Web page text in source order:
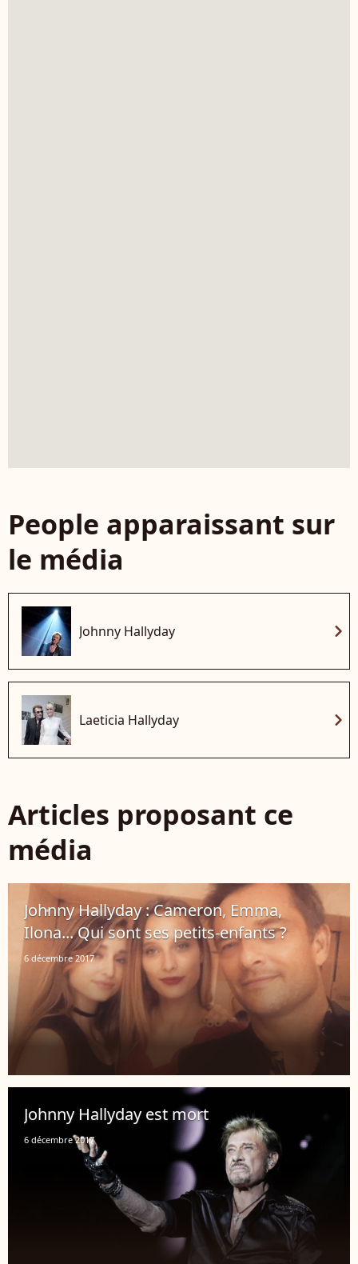
People apparaissant sur
le média
Johnny Hallyday chevron_right
Laeticia Hallyday chevron_right
Articles proposant ce
média
Johnny Hallyday : Cameron, Emma,
Ilona... Qui sont ses petits-enfants ?
6 décembre 2017
Johnny Hallyday est mort
6 décembre 2017